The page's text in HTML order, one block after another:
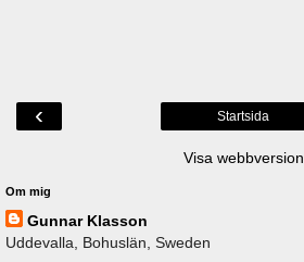
‹ Startsida
Visa webbversion
Om mig
Gunnar Klasson
Uddevalla, Bohuslän, Sweden